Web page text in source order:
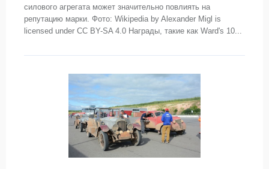
силового агрегата может значительно повлиять на
репутацию марки. Фото: Wikipedia by Alexander Migl is
licensed under CC BY-SA 4.0 Награды, такие как Ward's 10...